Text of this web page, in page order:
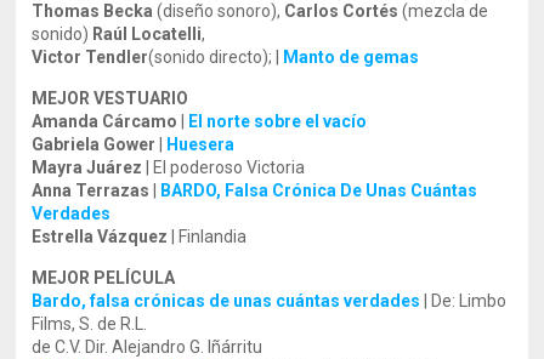
Thomas Becka (diseño sonoro), Carlos Cortés (mezcla de
sonido) Raúl Locatelli,
Victor Tendler(sonido directo); | Manto de gemas
MEJOR VESTUARIO
Amanda Cárcamo
El norte sobre el vacío
Gabriela Gower
Huesera
Mayra Juárez | El poderoso Victoria
Anna Terrazas
BARDO, Falsa Crónica De Unas Cuántas
Verdades
Estrella Vázquez | Finlandia
MEJOR PELÍCULA
Bardo, falsa crónicas de unas cuántas verdades
| De: Limbo
Films, S. de R.L.
de C.V. Dir. Alejandro G. Iñárritu